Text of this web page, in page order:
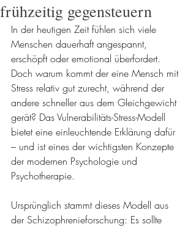
frühzeitig gegensteuern
In der heutigen Zeit fühlen sich viele
Menschen dauerhaft angespannt,
erschöpft oder emotional überfordert.
Doch warum kommt der eine Mensch mit
Stress relativ gut zurecht, während der
andere schneller aus dem Gleichgewicht
gerät? Das Vulnerabilitäts-Stress-Modell
bietet eine einleuchtende Erklärung dafür
– und ist eines der wichtigsten Konzepte
der modernen Psychologie und
Psychotherapie.
Ursprünglich stammt dieses Modell aus
der Schizophrenieforschung: Es sollte